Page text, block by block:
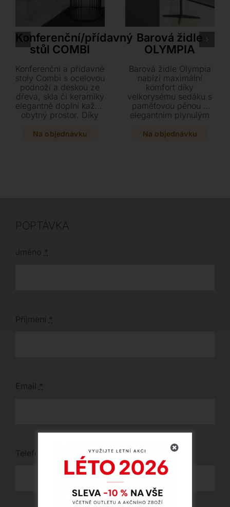
Antonello Italia
Konferenční/přídavný
stůl COMBI
Konferenční a přídavné
stoly Combi s ocelovou
podnoží a deskou ze
dřeva, skla či keramiky
elegantně doplní každý
obytný prostor. Díky
provedení se mezi
Na objednávku
Tonin Casa
Barová židle
OLYMPIA
Barová židle Olympia
nabízí maximální
komfort díky
velkorysému sedáku s
paměťovou pěnou a
elegantním plynulým
široké škály luxusních
Na objednávku
POPTÁVKA
Jméno *
Příjmení *
Email *
Telefon